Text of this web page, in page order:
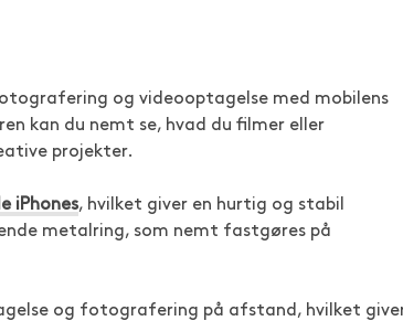
og videooptagelse med mobilens
kan du nemt se, hvad du filmer eller
projekter.
iPhones, hvilket giver en hurtig og stabil
metalring, som nemt fastgøres på
og fotografering på afstand, hvilket